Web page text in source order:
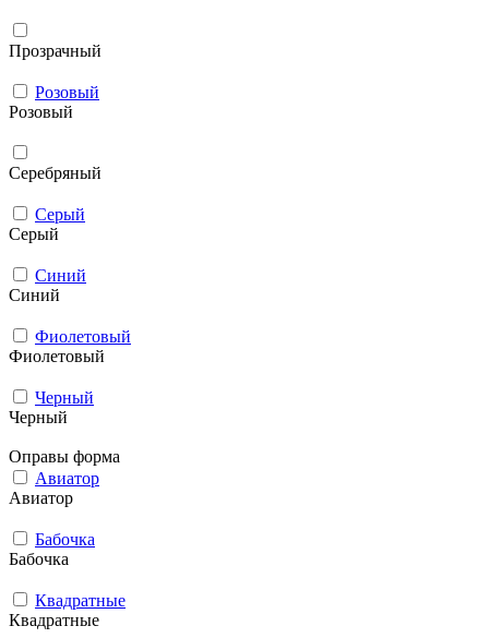
Прозрачный
Розовый
Розовый
Серебряный
Серый
Серый
Синий
Синий
Фиолетовый
Фиолетовый
Черный
Черный
Оправы форма
Авиатор
Авиатор
Бабочка
Бабочка
Квадратные
Квадратные